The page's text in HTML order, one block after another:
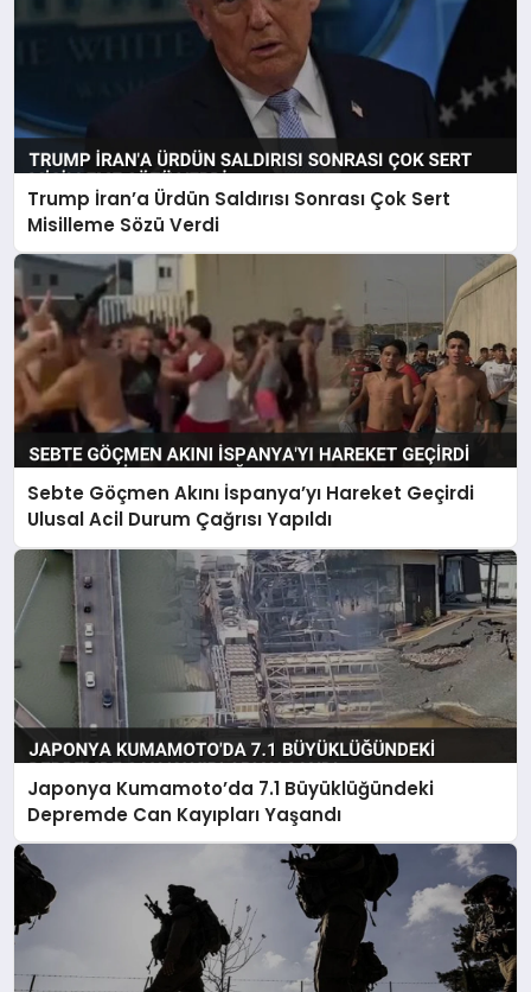
Trump İran’a Ürdün Saldırısı Sonrası Çok Sert
Misilleme Sözü Verdi
Sebte Göçmen Akını İspanya’yı Hareket Geçirdi
Ulusal Acil Durum Çağrısı Yapıldı
Japonya Kumamoto’da 7.1 Büyüklüğündeki
Depremde Can Kayıpları Yaşandı